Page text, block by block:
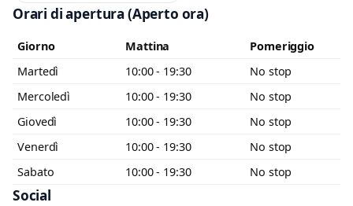
Orari di apertura(Aperto ora)
Giorno Mattina
Pomeriggio
Martedì
10:00 - 19:30
No stop
Mercoledì
10:00 - 19:30
No stop
Giovedì
10:00 - 19:30
No stop
Venerdì
10:00 - 19:30
No stop
Sabato
10:00 - 19:30 No stop
Social
Minimo 20 caratteri